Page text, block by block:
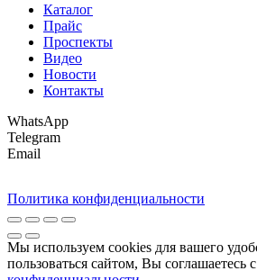
Каталог
Прайс
Проспекты
Видео
Новости
Контакты
WhatsApp
Telegram
Email
Политика конфиденциальности
Мы используем cookies для вашего
пользоваться сайтом, Вы соглашаетесь